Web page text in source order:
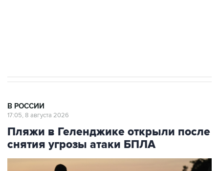
В РОССИИ
17:05, 8 августа 2026
Пляжи в Геленджике открыли после
снятия угрозы атаки БПЛА